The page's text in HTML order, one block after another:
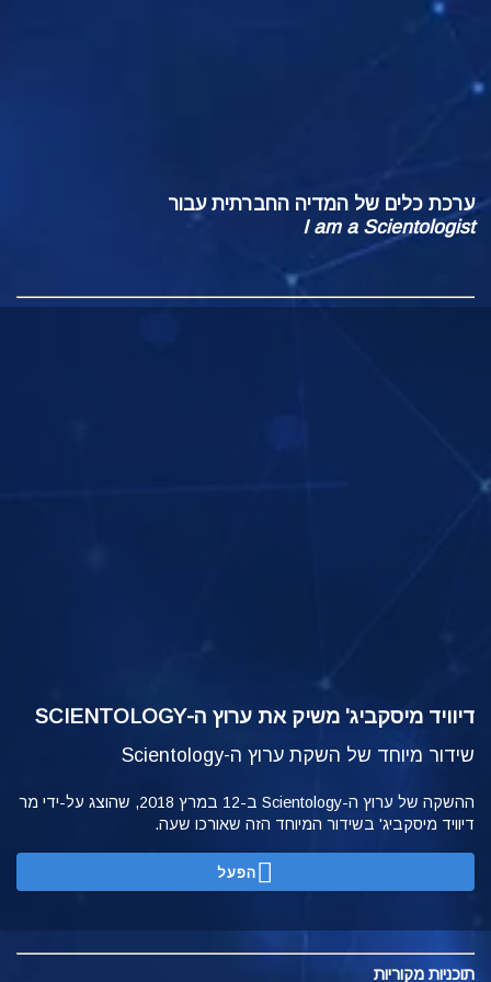
ערכת כלים של המדיה החברתית עבור
I am a Scientologist
דיוויד מיסקביג' משיק את ערוץ ה-SCIENTOLOGY
שידור מיוחד של השקת ערוץ ה-Scientology
ההשקה של ערוץ ה-Scientology ב-12 במרץ 2018, שהוצג על-ידי מר
דיוויד מיסקביג' בשידור המיוחד הזה שאורכו שעה.
הפעל
תוכניות מקוריות